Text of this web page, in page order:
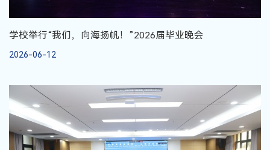
学校举行“我们，向海扬帆！”2026届毕业晚会
2026-06-12